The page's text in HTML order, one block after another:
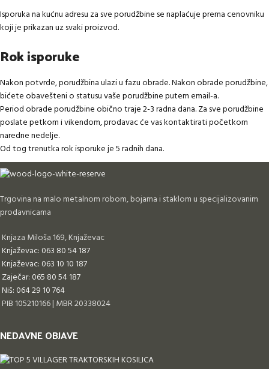
Isporuka na kućnu adresu za sve porudžbine se naplaćuje prema cenovniku
koji je prikazan uz svaki proizvod.
Rok isporuke
Nakon potvrde, porudžbina ulazi u fazu obrade. Nakon obrade porudžbine,
bićete obavešteni o statusu vaše porudžbine putem email-a.
Period obrade porudžbine obično traje 2-3 radna dana. Za sve porudžbine
poslate petkom i vikendom, prodavac će vas kontaktirati početkom
naredne nedelje.
Od tog trenutka rok isporuke je 5 radnih dana.
Trgovina na malo metalnom robom, bojama i staklom u specijalizovanim
prodavnicama
Knjaza Miloša 169, Knjaževac
Knjaževac: 063 80 54 187
Knjaževac: 063 10 10 187
Zaječar: 065 80 54 187
Niš: 064 29 10 764
PIB 105210166 | MBR 20338024
NEDAVNE OBJAVE